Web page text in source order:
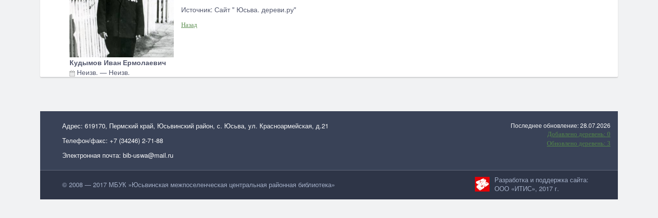
Кудымов Иван Ермолаевич
Неизв. — Неизв.
Источник: Сайт " Юсьва. дереви.ру"
Назад
Адрес: 619170, Пермский край, Юсьвинский район, с. Юсьва, ул. Красноармейская, д.21
Телефон/факс: +7 (34246) 2-71-88
Электронная почта: bib-uswa@mail.ru
Последнее обновление: 28.07.2026
Добавлено деревень: 0
Обновлено деревень: 3
© 2008 — 2017 МБУК »Юсьвинская межпоселенческая центральная районная библиотека»
Разработка и поддержка сайта:
ООО «ИТИС», 2017 г.